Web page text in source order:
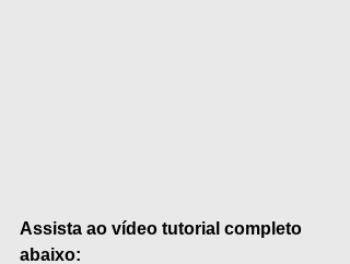
Assista ao vídeo tutorial completo
abaixo: